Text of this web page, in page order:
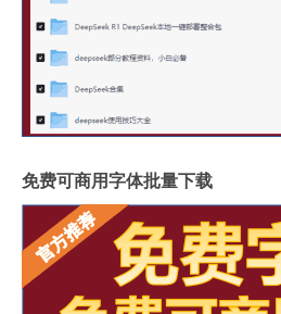
免费可商用字体批量下载